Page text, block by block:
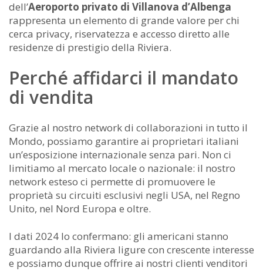
dell’Aeroporto privato di Villanova d’Albenga
rappresenta un elemento di grande valore per chi
cerca privacy, riservatezza e accesso diretto alle
residenze di prestigio della Riviera.
Perché affidarci il mandato
di vendita
Grazie al nostro network di collaborazioni in tutto il
Mondo, possiamo garantire ai proprietari italiani
un’esposizione internazionale senza pari. Non ci
limitiamo al mercato locale o nazionale: il nostro
network esteso ci permette di promuovere le
proprietà su circuiti esclusivi negli USA, nel Regno
Unito, nel Nord Europa e oltre.
I dati 2024 lo confermano: gli americani stanno
guardando alla Riviera ligure con crescente interesse
e possiamo dunque offrire ai nostri clienti venditori